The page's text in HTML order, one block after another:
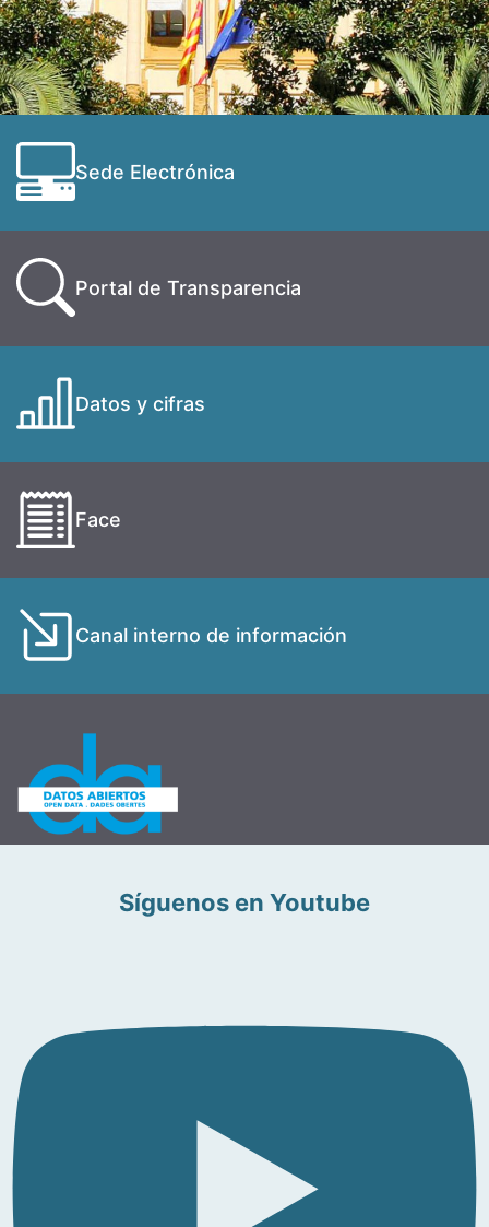
Sede Electrónica
Portal de Transparencia
Datos y cifras
Face
Canal interno de información
Síguenos en Youtube